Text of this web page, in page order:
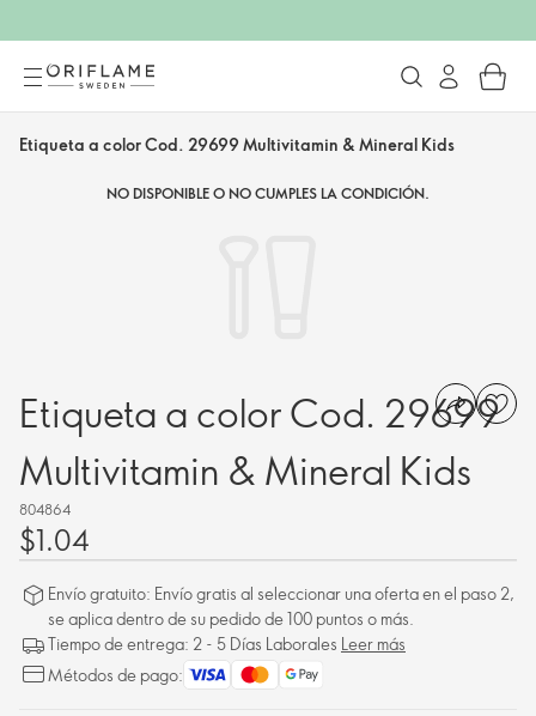
Etiqueta a color Cod. 29699 Multivitamin & Mineral Kids
NO DISPONIBLE O NO CUMPLES LA CONDICIÓN.
Etiqueta a color Cod. 29699
Multivitamin & Mineral Kids
804864
$1.04
Envío gratuito: Envío gratis al seleccionar una oferta en el paso 2,
se aplica dentro de su pedido de 100 puntos o más.
Tiempo de entrega: 2 - 5 Días Laborales Leer más
Métodos de pago: